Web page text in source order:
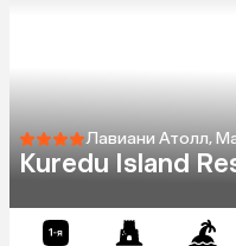
Лавиани Атолл,
Kuredu Island